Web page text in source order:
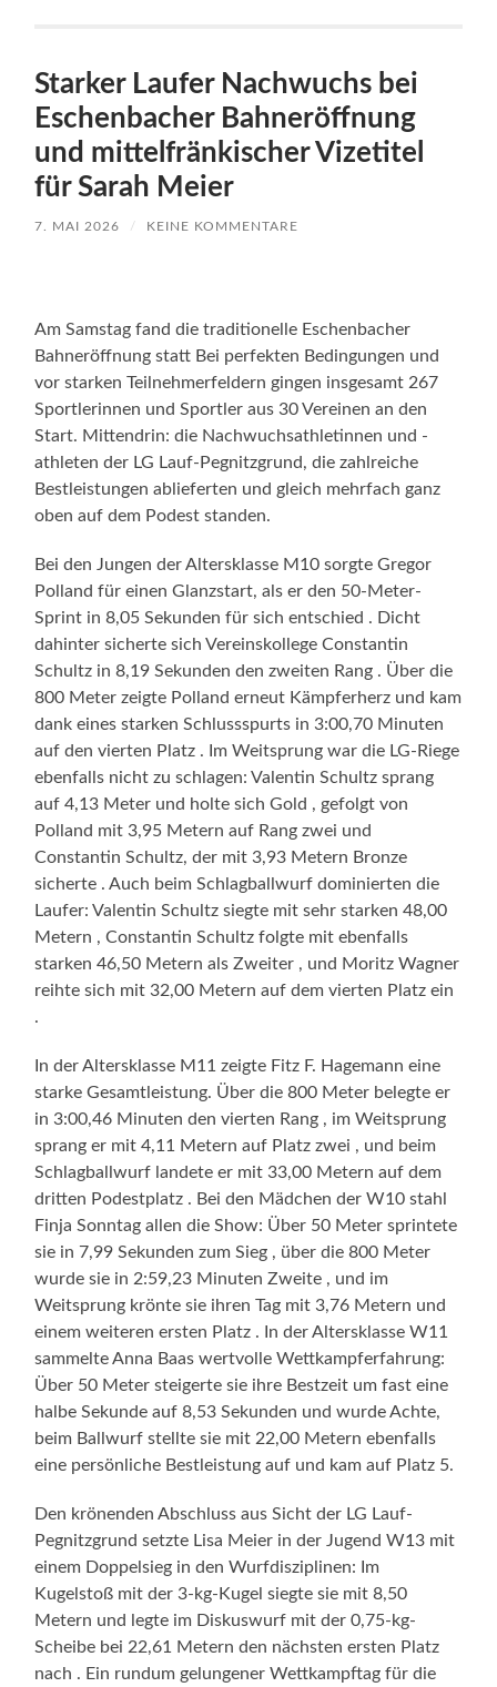
Starker Laufer Nachwuchs bei
Eschenbacher Bahneröffnung
und mittelfränkischer Vizetitel
für Sarah Meier
7. MAI 2026 / KEINE KOMMENTARE
Am Samstag fand die traditionelle Eschenbacher
Bahneröffnung statt Bei perfekten Bedingungen und
vor starken Teilnehmerfeldern gingen insgesamt 267
Sportlerinnen und Sportler aus 30 Vereinen an den
Start. Mittendrin: die Nachwuchsathletinnen und -
athleten der LG Lauf-Pegnitzgrund, die zahlreiche
Bestleistungen ablieferten und gleich mehrfach ganz
oben auf dem Podest standen.
Bei den Jungen der Altersklasse M10 sorgte Gregor
Polland für einen Glanzstart, als er den 50-Meter-
Sprint in 8,05 Sekunden für sich entschied . Dicht
dahinter sicherte sich Vereinskollege Constantin
Schultz in 8,19 Sekunden den zweiten Rang . Über die
800 Meter zeigte Polland erneut Kämpferherz und kam
dank eines starken Schlussspurts in 3:00,70 Minuten
auf den vierten Platz . Im Weitsprung war die LG-Riege
ebenfalls nicht zu schlagen: Valentin Schultz sprang
auf 4,13 Meter und holte sich Gold , gefolgt von
Polland mit 3,95 Metern auf Rang zwei und
Constantin Schultz, der mit 3,93 Metern Bronze
sicherte . Auch beim Schlagballwurf dominierten die
Laufer: Valentin Schultz siegte mit sehr starken 48,00
Metern , Constantin Schultz folgte mit ebenfalls
starken 46,50 Metern als Zweiter , und Moritz Wagner
reihte sich mit 32,00 Metern auf dem vierten Platz ein
.
In der Altersklasse M11 zeigte Fitz F. Hagemann eine
starke Gesamtleistung. Über die 800 Meter belegte er
in 3:00,46 Minuten den vierten Rang , im Weitsprung
sprang er mit 4,11 Metern auf Platz zwei , und beim
Schlagballwurf landete er mit 33,00 Metern auf dem
dritten Podestplatz . Bei den Mädchen der W10 stahl
Finja Sonntag allen die Show: Über 50 Meter sprintete
sie in 7,99 Sekunden zum Sieg , über die 800 Meter
wurde sie in 2:59,23 Minuten Zweite , und im
Weitsprung krönte sie ihren Tag mit 3,76 Metern und
einem weiteren ersten Platz . In der Altersklasse W11
sammelte Anna Baas wertvolle Wettkampferfahrung:
Über 50 Meter steigerte sie ihre Bestzeit um fast eine
halbe Sekunde auf 8,53 Sekunden und wurde Achte,
beim Ballwurf stellte sie mit 22,00 Metern ebenfalls
eine persönliche Bestleistung auf und kam auf Platz 5.
Den krönenden Abschluss aus Sicht der LG Lauf-
Pegnitzgrund setzte Lisa Meier in der Jugend W13 mit
einem Doppelsieg in den Wurfdisziplinen: Im
Kugelstoß mit der 3-kg-Kugel siegte sie mit 8,50
Metern und legte im Diskuswurf mit der 0,75-kg-
Scheibe bei 22,61 Metern den nächsten ersten Platz
nach . Ein rundum gelungener Wettkampftag für die